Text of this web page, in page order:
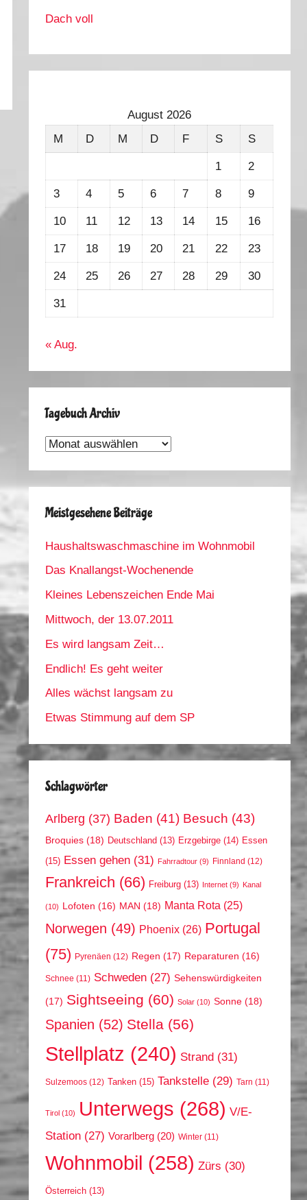
Dach voll
August 2026
M
D M D F S S
1 2
3 4 5 6 7 8 9
10 11 12 13 14 15 16
17 18 19 20 21 22 23
24 25 26 27 28 29 30
31
« Aug.
Tagebuch Archiv
Tagebuch
Meistgesehene Beiträge
Haushaltswaschmaschine im Wohnmobil
Das Knallangst-Wochenende
Kleines Lebenszeichen Ende Mai
Mittwoch, der 13.07.2011
Es wird langsam Zeit…
Endlich! Es geht weiter
Alles wächst langsam zu
Etwas Stimmung auf dem SP
Schlagwörter
Arlberg (37) Baden (41) Besuch (43)
Broquies (18) Deutschland (13) Erzgebirge (14) Essen
(15) Essen gehen (31) Fahrradtour (9) Finnland (12)
Frankreich (66) Freiburg (13) Internet (9) Kanal
(10) Lofoten (16) MAN (18) Manta Rota (25)
Norwegen (49) Phoenix (26) Portugal
(75) Pyrenäen (12) Regen (17) Reparaturen (16)
Schnee (11) Schweden (27) Sehenswürdigkeiten
(17) Sightseeing (60) Solar (10) Sonne (18)
Spanien (52) Stella (56)
Stellplatz (240) Strand (31)
Sulzemoos (12) Tanken (15) Tankstelle (29) Tarn (11)
Tirol (10) Unterwegs (268) V/E-
Station (27) Vorarlberg (20) Winter (11)
Wohnmobil (258) Zürs (30)
Österreich (13)